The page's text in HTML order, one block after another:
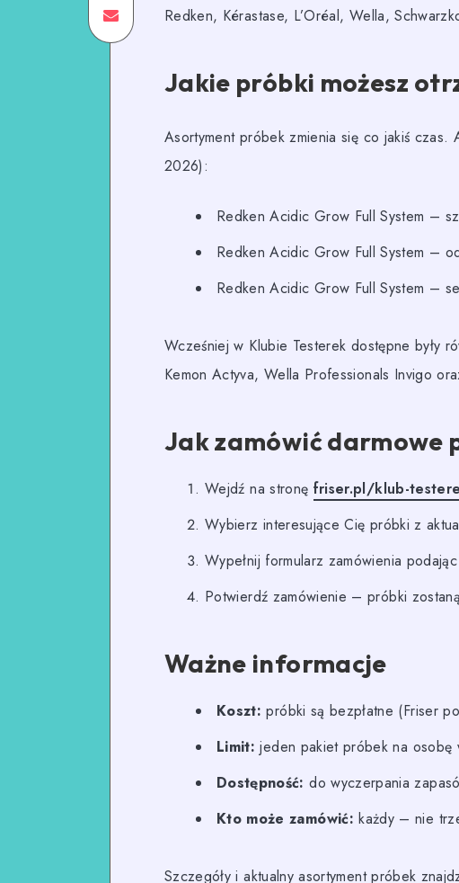
Redken, Kérastase, L’Oréal, Wella,
Jakie próbki możesz
Asortyment próbek zmienia się co jakiś czas.
2026):
Redken Acidic Grow Full System –
Redken Acidic Grow Full System –
Redken Acidic Grow Full System –
Wcześniej w Klubie Testerek dostępne były
Kemon Actyva, Wella Professionals Invigo
Jak zamówić darmowe
Wejdź na stronę friser.pl/klub-
Wybierz interesujące Cię próbki z
Wypełnij formularz zamówienia
Potwierdź zamówienie – próbki
Ważne informacje
Koszt: próbki są bezpłatne (Friser
Limit: jeden pakiet próbek na osobę
Dostępność: do wyczerpania
Kto może zamówić: każdy – nie
Szczegóły i aktualny asortyment próbek